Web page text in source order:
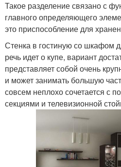
Такое разделение связано с
главного определяющего
это приспособление для
Стенка в гостиную со шкафом
речь идет о купе, вариант
представляет собой очень
и может занимать большую
совсем неплохо сочетается с
секциями и телевизионной